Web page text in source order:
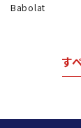
Babolat
す